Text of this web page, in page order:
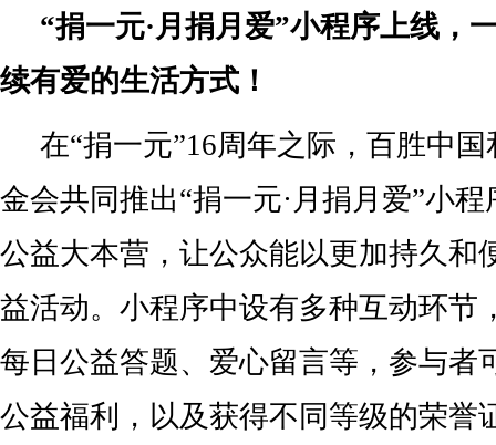
“捐一元·月捐月爱”小程序上线，
续有爱的生活方式！
在“捐一元”16周年之际，百胜中
金会共同推出“捐一元·月捐月爱”小
公益大本营，让公众能以更加持久和
益活动。小程序中设有多种互动环节
每日公益答题、爱心留言等，参与者
公益福利，以及获得不同等级的荣誉